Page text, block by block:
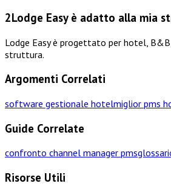
2Lodge Easy è adatto alla mia
Lodge Easy è progettato per hotel,
struttura.
Argomenti Correlati
software gestionale hotelmiglior pms
Guide Correlate
confronto channel manager pms
Risorse Utili